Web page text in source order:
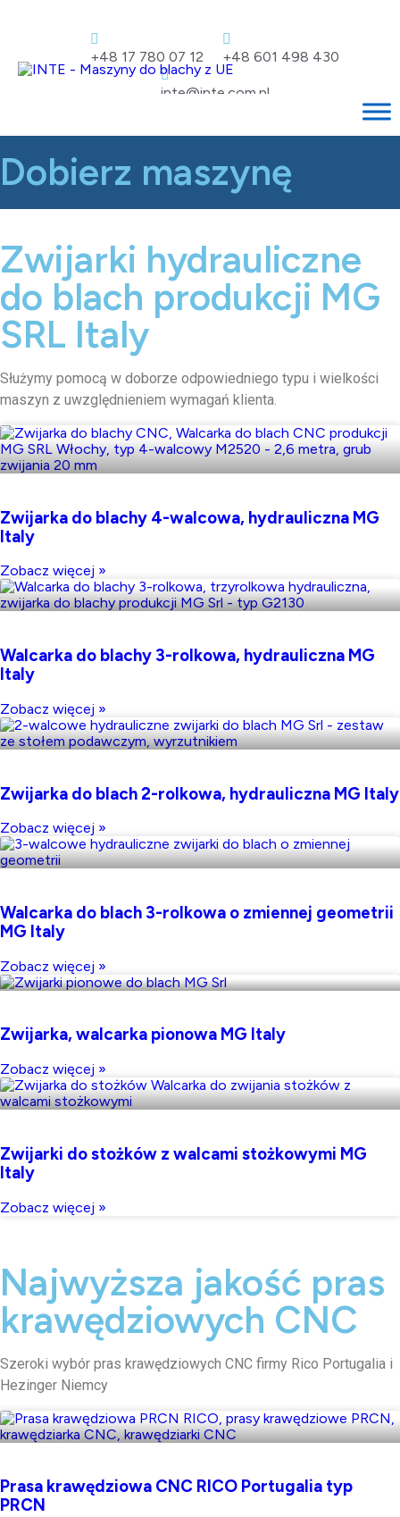
+48 17 780 07 12 +48 601 498 430
inte@inte.com.pl
Dobierz maszynę
Zwijarki hydrauliczne
do blach produkcji MG
SRL Italy
Służymy pomocą w doborze odpowiedniego typu i wielkości
maszyn z uwzględnieniem wymagań klienta.
Zwijarka do blachy 4-walcowa, hydrauliczna MG
Italy
Zobacz więcej »
Walcarka do blachy 3-rolkowa, hydrauliczna MG
Italy
Zobacz więcej »
Zwijarka do blach 2-rolkowa, hydrauliczna MG Italy
Zobacz więcej »
Walcarka do blach 3-rolkowa o zmiennej geometrii
MG Italy
Zobacz więcej »
Zwijarka, walcarka pionowa MG Italy
Zobacz więcej »
Zwijarki do stożków z walcami stożkowymi MG
Italy
Zobacz więcej »
Najwyższa jakość pras
krawędziowych CNC
Szeroki wybór pras krawędziowych CNC firmy Rico Portugalia i
Hezinger Niemcy
Prasa krawędziowa CNC RICO Portugalia typ
PRCN